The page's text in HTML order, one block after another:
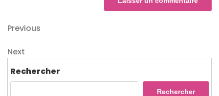
Navigation
de
l’article
Previous
Previous
Next
Next
Rechercher
Rechercher